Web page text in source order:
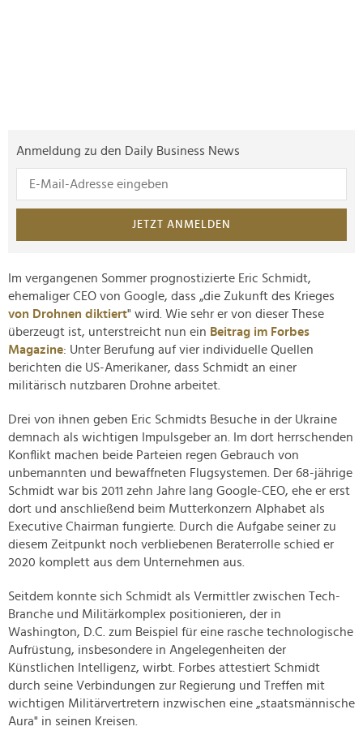
Anmeldung zu den Daily Business News
JETZT ANMELDEN
Im vergangenen Sommer prognostizierte Eric Schmidt,
ehemaliger CEO von Google, dass „die Zukunft des Krieges
von Drohnen diktiert" wird. Wie sehr er von dieser These
überzeugt ist, unterstreicht nun ein Beitrag im Forbes
Magazine: Unter Berufung auf vier individuelle Quellen
berichten die US-Amerikaner, dass Schmidt an einer
militärisch nutzbaren Drohne arbeitet.
Drei von ihnen geben Eric Schmidts Besuche in der Ukraine
demnach als wichtigen Impulsgeber an. Im dort herrschenden
Konflikt machen beide Parteien regen Gebrauch von
unbemannten und bewaffneten Flugsystemen. Der 68-jährige
Schmidt war bis 2011 zehn Jahre lang Google-CEO, ehe er erst
dort und anschließend beim Mutterkonzern Alphabet als
Executive Chairman fungierte. Durch die Aufgabe seiner zu
diesem Zeitpunkt noch verbliebenen Beraterrolle schied er
2020 komplett aus dem Unternehmen aus.
Seitdem konnte sich Schmidt als Vermittler zwischen Tech-
Branche und Militärkomplex positionieren, der in
Washington, D.C. zum Beispiel für eine rasche technologische
Aufrüstung, insbesondere in Angelegenheiten der
Künstlichen Intelligenz, wirbt. Forbes attestiert Schmidt
durch seine Verbindungen zur Regierung und Treffen mit
wichtigen Militärvertretern inzwischen eine „staatsmännische
Aura" in seinen Kreisen.